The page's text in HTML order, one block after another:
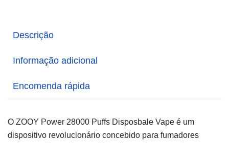
Descrição
Informação adicional
Encomenda rápida
O ZOOY Power 28000 Puffs Disposbale Vape é um
dispositivo revolucionário concebido para fumadores